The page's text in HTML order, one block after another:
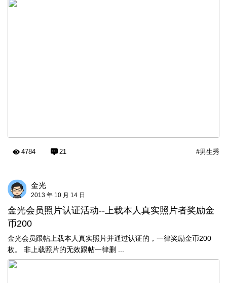
#男生秀
4784 21
金光
2013 年 10 月 14 日
金光会员照片认证活动--上载本人真实照片者奖励金
币200
金光会员跟帖上载本人真实照片并通过认证的，一律奖励金币200
枚。 非上载照片的无效跟帖一律删 ...